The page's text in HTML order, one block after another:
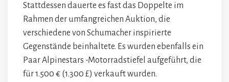
Stattdessen dauerte es fast das Doppelte im
Rahmen der umfangreichen Auktion, die
verschiedene von Schumacher inspirierte
Gegenstände beinhaltete. Es wurden ebenfalls ein
Paar Alpinestars -Motorradstiefel aufgeführt, die
für 1.500 € (1.300 £) verkauft wurden.